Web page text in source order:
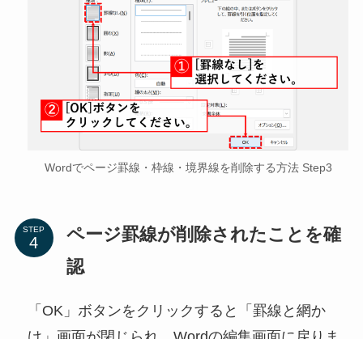
Wordでページ罫線・枠線・境界線を削除する方法 Step3
STEP
ページ罫線が削除されたことを確
認
「OK」ボタンをクリックすると「罫線と網か